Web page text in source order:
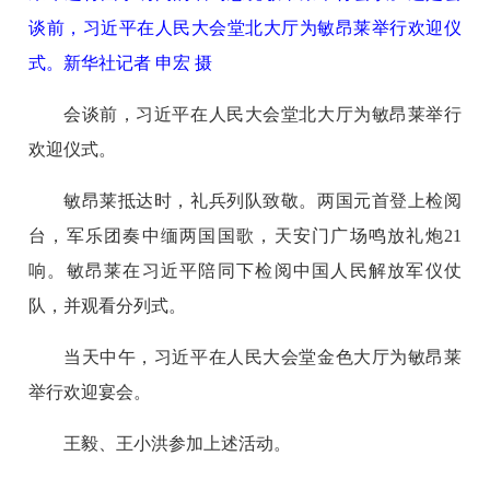
谈前，习近平在人民大会堂北大厅为敏昂莱举行欢迎仪
式。新华社记者 申宏 摄
会谈前，习近平在人民大会堂北大厅为敏昂莱举行
欢迎仪式。
敏昂莱抵达时，礼兵列队致敬。两国元首登上检阅
台，军乐团奏中缅两国国歌，天安门广场鸣放礼炮21
响。敏昂莱在习近平陪同下检阅中国人民解放军仪仗
队，并观看分列式。
当天中午，习近平在人民大会堂金色大厅为敏昂莱
举行欢迎宴会。
王毅、王小洪参加上述活动。